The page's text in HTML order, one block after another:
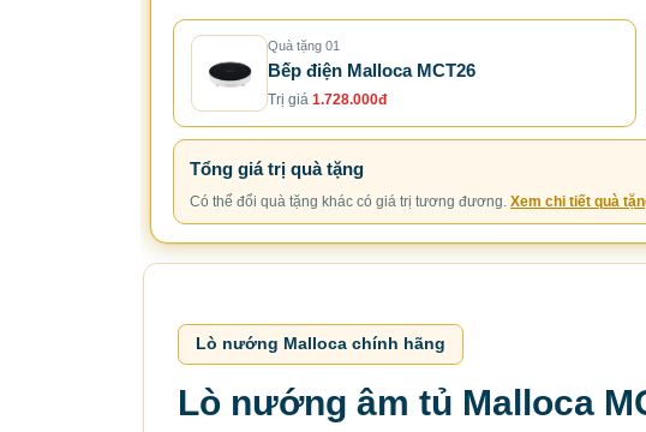
Quà tặng 01
Bếp điện Malloca MCT26
Trị giá 1.728.000đ
Tổng giá trị quà tặng
Có thể đổi quà tặng khác có giá trị tương đương. Xem chi tiết quà
Lò nướng Malloca chính hãng
Lò nướng âm tủ Malloca